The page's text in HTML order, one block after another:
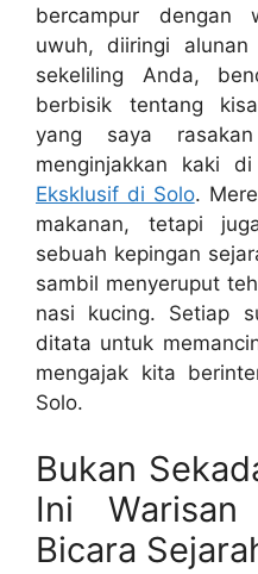
bercampur dengan
uwuh, diiringi
sekeliling Anda,
berbisik tentang
yang saya
menginjakkan kaki
Eksklusif di Solo.
makanan, tetapi
sebuah kepingan
sambil menyeruput
nasi kucing. Setiap
ditata untuk
mengajak kita
Solo.
Bukan
Ini
Bicara